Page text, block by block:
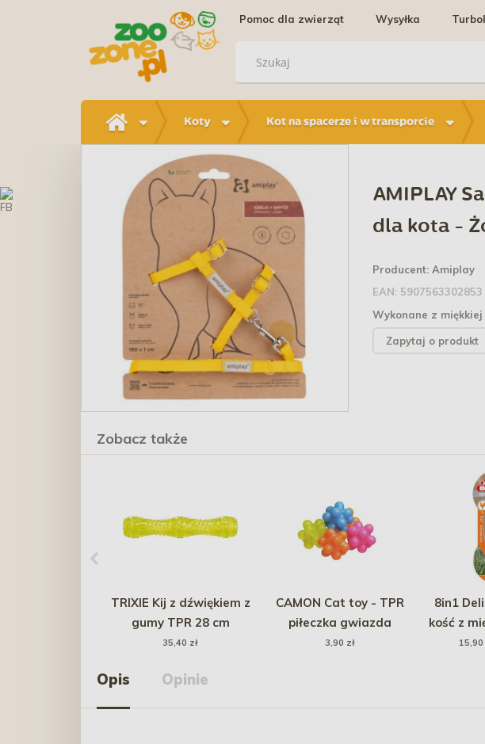
Pomoc dla zwierząt Wysyłka
Koty Kot na spacerze i w transporcie
AMIPLAY
dla kota -
Producent:Amiplay
EAN: 5907563302853
Wykonane z
Zapytaj o produkt
Zobacz także
TRIXIE Kij z dźwiękiem z
gumy TPR 28 cm
35,40 zł
CAMON Cat toy - TPR
piłeczka gwiazda
3,90 zł
8in1
kość z
15,90
Opis Opinie